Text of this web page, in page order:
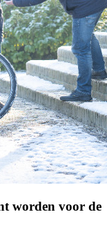
worden voor de